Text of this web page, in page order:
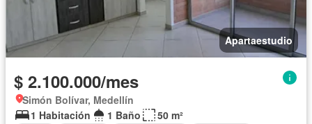
Apartaestudio
$ 2.100.000/mes
Simón Bolívar, Medellín
1 Habitación
1 Baño
50 m²